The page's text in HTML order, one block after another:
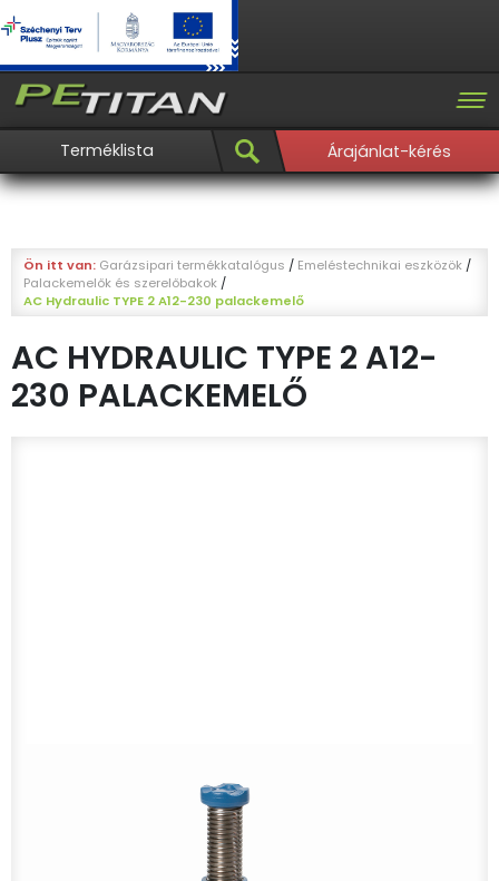
Terméklista Árajánlat-kérés
Ön itt van: Garázsipari termékkatalógus / Emeléstechnikai eszközök /
Palackemelők és szerelőbakok /
AC Hydraulic TYPE 2 A12-230 palackemelő
AC HYDRAULIC TYPE 2 A12-
230 PALACKEMELŐ